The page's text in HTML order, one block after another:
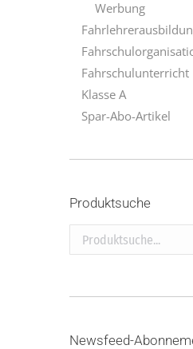
Werbung
Fahrschulunterricht
Klasse A
Spar-Abo-Artikel
Produktsuche
Produktsuche...
Newsfeed-